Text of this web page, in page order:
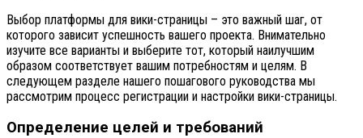
Выбор платформы для вики-страницы – это важный шаг, от
которого зависит успешность вашего проекта. Внимательно
изучите все варианты и выберите тот, который наилучшим
образом соответствует вашим потребностям и целям. В
следующем разделе нашего пошагового руководства мы
рассмотрим процесс регистрации и настройки вики-страницы.
Определение целей и требований